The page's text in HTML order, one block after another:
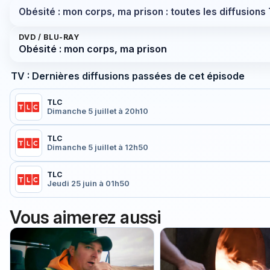
Obésité : mon corps, ma prison : toutes les diffusions
DVD / BLU-RAY
Obésité : mon corps, ma prison
TV : Dernières diffusions passées de cet épisode
TLC
Dimanche 5 juillet à 20h10
TLC
Dimanche 5 juillet à 12h50
TLC
Jeudi 25 juin à 01h50
Vous aimerez aussi